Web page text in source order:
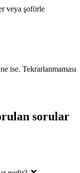
veya şoförle
ise. Tekrarlanmaması
sorular